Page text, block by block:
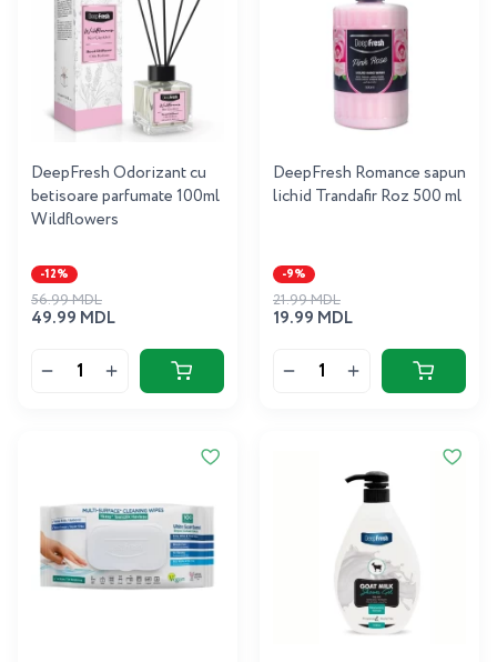
DeepFresh Odorizant cu
betisoare parfumate 100ml
Wildflowers
-12%
49.99 MDL
56.99 MDL
DeepFresh Romance sapun
lichid Trandafir Roz 500 ml
-9%
19.99 MDL
21.99 MDL